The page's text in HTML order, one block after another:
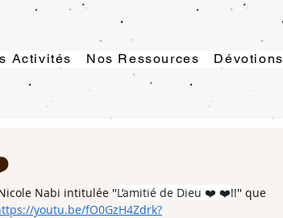
Activités Nos Ressources Dévotions
Nabi intitulée ''L’amitié de Dieu ❤️ ❤️!!'' que
youtu.be/fO0GzH4Zdrk?